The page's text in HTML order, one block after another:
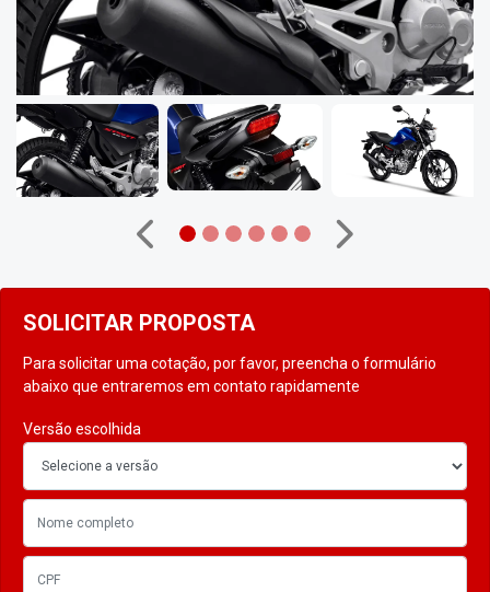
SOLICITAR PROPOSTA
Para solicitar uma cotação, por favor, preencha o formulário
abaixo que entraremos em contato rapidamente
Versão escolhida
Anterior Próximo